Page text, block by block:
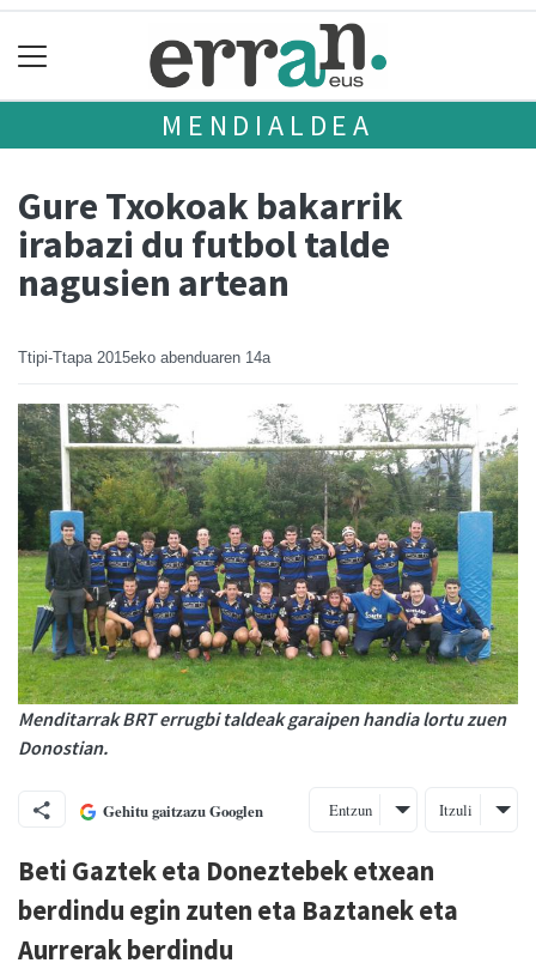
MENDIALDEA
Gure Txokoak bakarrik
irabazi du futbol talde
nagusien artean
Ttipi-Ttapa 2015eko abenduaren 14a
Menditarrak BRT errugbi taldeak garaipen handia lortu zuen
Donostian.
Gehitu gaitzazu Googlen Entzun Itzuli
Beti Gaztek eta Doneztebek etxean
berdindu egin zuten eta Baztanek eta
Aurrerak berdindu